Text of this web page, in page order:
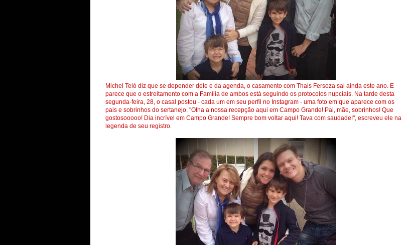
Michel Teló diz que se depender dele e da agenda, o casamento com Thais Fersoza sai ainda este ano. E
parece que o estreitamento com a Família de ambos está seguindo os protocolos nupciais. Na tarde desta
segunda-feira, 28, o casal postou - cada um em seu perfil no Instagram - uma foto em que aparece com os
pais e sobrinhos do sertanejo. "Olha a nossa recepção aqui em Campo Grande! Pai, mãe, sobrinhos! Que
gostosooooo! Dia incrível em Campo Grande! Sempre bom voltar aqui! Tava com saudade!", escreveu ele na
legenda de seu registro.